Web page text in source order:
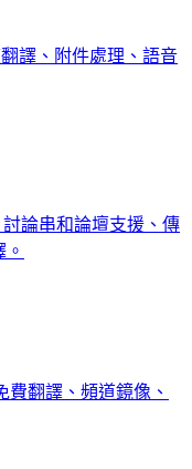
譯、附件處理、語音
討論串和論壇支援、傳
費翻譯、頻道鏡像、